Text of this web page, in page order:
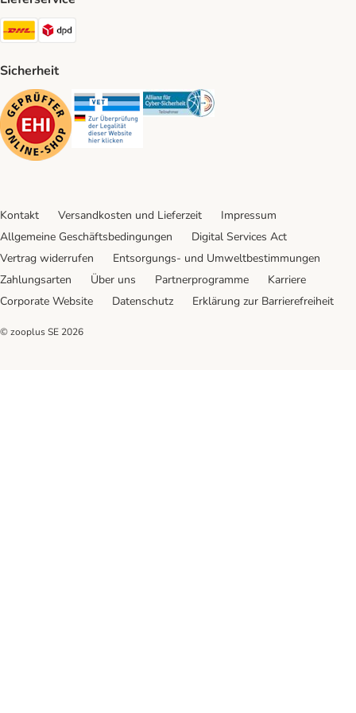
DHL Shipping Method
Sicherheit
Security Security Security
Kontakt Versandkosten und Lieferzeit
Impressum
Allgemeine Geschäftsbedingungen
Digital Services Act
Vertrag widerrufen
Entsorgungs- und Umweltbestimmungen
Zahlungsarten
Über uns Partnerprogramme
Karriere
Corporate Website
Datenschutz Erklärung zur Barrierefreiheit
© zooplus SE 2026